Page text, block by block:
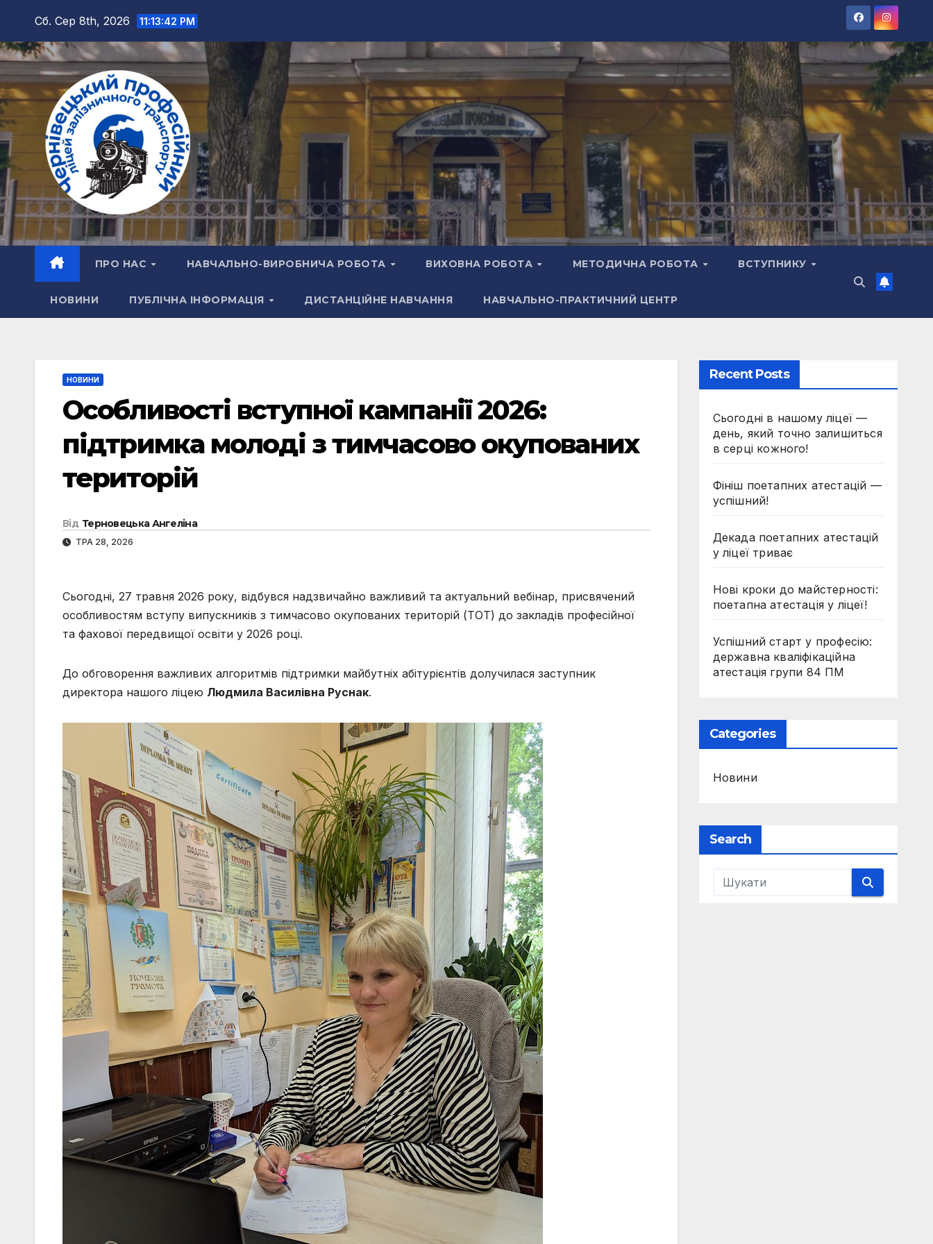
вмісту
Сб. Сер 8th, 2026 11:13:43 PM
ПРО НАС НАВЧАЛЬНО-ВИРОБНИЧА РОБОТА ВИХОВНА РОБОТА МЕТОДИЧНА РОБОТА ВСТУПНИКУ
НОВИНИ ПУБЛІЧНА ІНФОРМАЦІЯ ДИСТАНЦІЙНЕ НАВЧАННЯ НАВЧАЛЬНО-ПРАКТИЧНИЙ ЦЕНТР
НОВИНИ
Особливості вступної кампанії 2026:
підтримка молоді з тимчасово окупованих
територій
Від Терновецька Ангеліна
ТРА 28, 2026
Сьогодні, 27 травня 2026 року, відбувся надзвичайно важливий та актуальний вебінар, присвячений
особливостям вступу випускників з тимчасово окупованих територій (ТОТ) до закладів професійної
та фахової передвищої освіти у 2026 році.
До обговорення важливих алгоритмів підтримки майбутніх абітурієнтів долучилася заступник
директора нашого ліцею Людмила Василівна Руснак.
Recent Posts
Сьогодні в нашому ліцеї —
день, який точно залишиться
в серці кожного!
Фініш поетапних атестацій —
успішний!
Декада поетапних атестацій
у ліцеї триває
Нові кроки до майстерності:
поетапна атестація у ліцеї!
Успішний старт у професію:
державна кваліфікаційна
атестація групи 84 ПМ
Categories
Новини
Search